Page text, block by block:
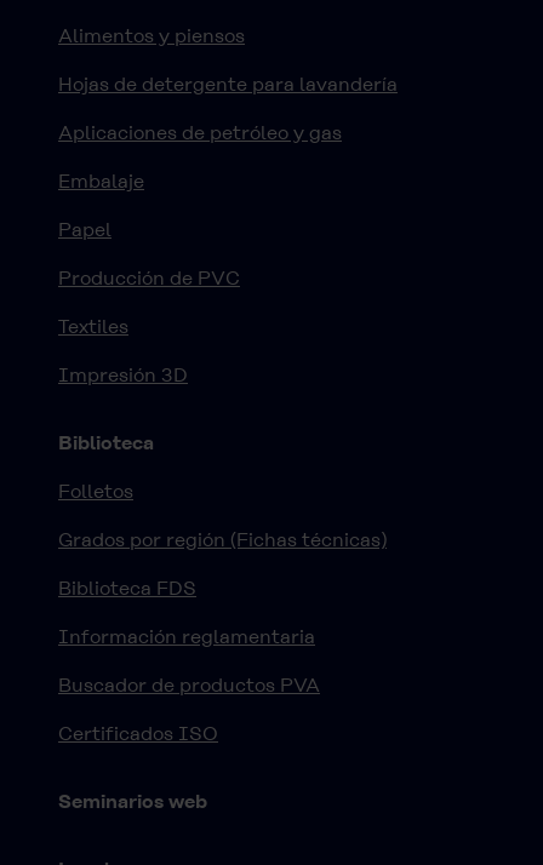
Alimentos y piensos
Hojas de detergente para lavandería
Aplicaciones de petróleo y gas
Embalaje
Papel
Producción de PVC
Textiles
Impresión 3D
Biblioteca
Folletos
Grados por región (Fichas técnicas)
Biblioteca FDS
Información reglamentaria
Buscador de productos PVA
Certificados ISO
Seminarios web